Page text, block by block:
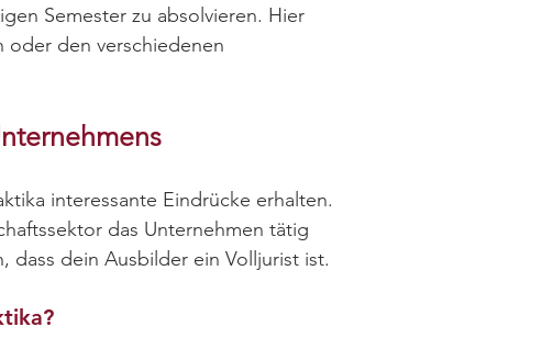
Semester zu absolvieren. Hier
oder den verschiedenen
interessante Eindrücke erhalten.
das Unternehmen tätig
dass dein Ausbilder ein Volljurist ist.